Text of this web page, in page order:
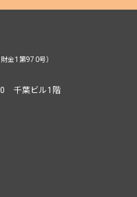
金1第970号）
千葉ビル1階